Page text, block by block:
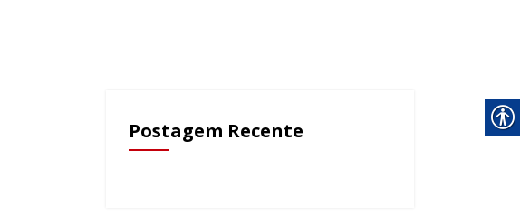
Postagem Recente